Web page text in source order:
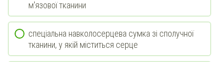
м'язової тканини
спеціальна навколосерцева сумка зі сполучної
тканини, у якій міститься серце